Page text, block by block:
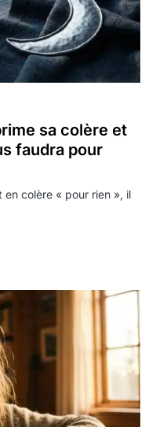
sa colère et
faudra pour
en colère « pour rien », il